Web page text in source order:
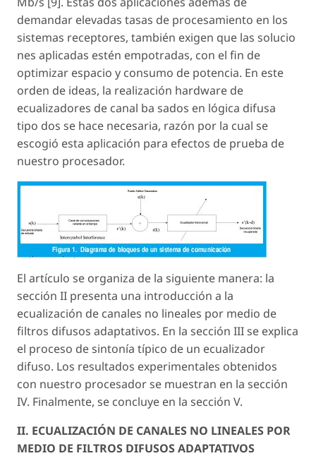
demandar elevadas tasas de procesamiento en los
sistemas receptores, también exigen que las solucio
nes aplicadas estén empotradas, con el fin de
optimizar espacio y consumo de potencia. En este
orden de ideas, la realización hardware de
ecualizadores de canal ba sados en lógica difusa
tipo dos se hace necesaria, razón por la cual se
escogió esta aplicación para efectos de prueba de
nuestro procesador.
El artículo se organiza de la siguiente manera: la
sección II presenta una introducción a la
ecualización de canales no lineales por medio de
filtros difusos adaptativos. En la sección III se explica
el proceso de sintonía típico de un ecualizador
difuso. Los resultados experimentales obtenidos
con nuestro procesador se muestran en la sección
IV. Finalmente, se concluye en la sección V.
II. ECUALIZACIÓN DE CANALES NO LINEALES POR
MEDIO DE FILTROS DIFUSOS ADAPTATIVOS